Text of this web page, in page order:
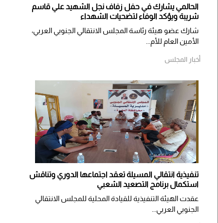
الحالمي يشارك في حفل زفاف نجل الشهيد علي قاسم
شريبة ويؤكد الوفاء لتضحيات الشهداء
شارك عضو هيئة رئاسة المجلس الانتقالي الجنوبي العربي،
الأمين العام للأم...
أخبار المجلس
تنفيذية انتقالي المسيلة تعقد اجتماعها الدوري وتناقش
استكمال برنامج التصعيد الشعبي
عقدت الهيئة التنفيذية للقيادة المحلية للمجلس الانتقالي
الجنوبي العربي...